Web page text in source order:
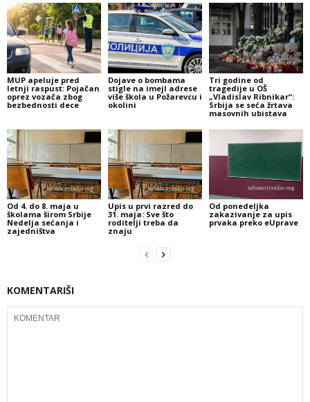
MUP apeluje pred
letnji raspust: Pojačan
oprez vozača zbog
bezbednosti dece
Dojave o bombama
stigle na imejl adrese
više škola u Požarevcu i
okolini
Tri godine od
tragedije u OŠ
„Vladislav Ribnikar“:
Srbija se seća žrtava
masovnih ubistava
Od 4. do 8. maja u
školama širom Srbije
Nedelja sećanja i
zajedništva
Upis u prvi razred do
31. maja: Sve što
roditelji treba da
znaju
Od ponedeljka
zakazivanje za upis
prvaka preko eUprave
KOMENTARIŠI